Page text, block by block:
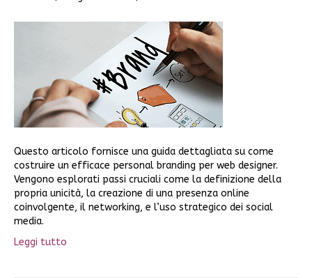
Questo articolo fornisce una guida dettagliata su come
costruire un efficace personal branding per web designer.
Vengono esplorati passi cruciali come la definizione della
propria unicità, la creazione di una presenza online
coinvolgente, il networking, e l’uso strategico dei social
media.
Leggi tutto